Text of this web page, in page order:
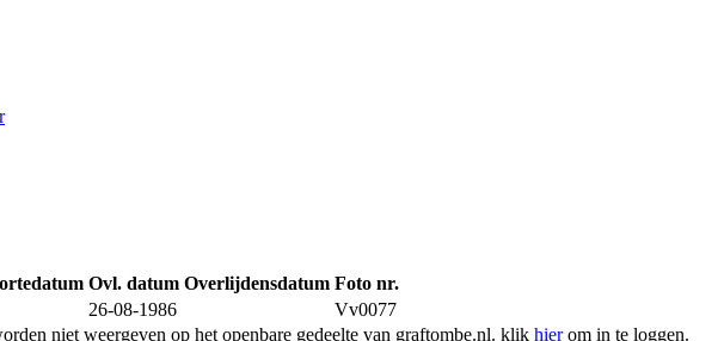
Ovl. datum Overlijdensdatum Foto nr.
26-08-1986
Vv0077
niet weergeven op het openbare gedeelte van graftombe.nl. klik hierom in te loggen.